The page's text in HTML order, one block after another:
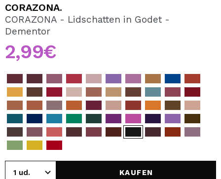
REGISTRIEREN
Durch die Erstellung eines Kontos bei Maquillalia.de
können Sie Ihre Einkäufe schnell tätigen, den Status Ihrer
Bestellungen überprüfen und Ihre bisherigen Vorgänge
einsehen.
BENUTZERKONTO ERSTELLEN
CORAZONA.
CORAZONA - Lidschatten in Godet -
Dementor
2,99€
KAUFEN